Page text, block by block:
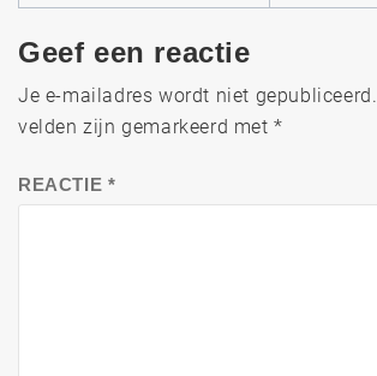
Geef een reactie
Je e-mailadres wordt niet gepubliceerd.
velden zijn gemarkeerd met*
REACTIE *